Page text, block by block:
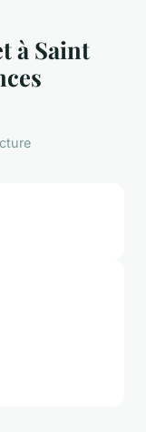
à Saint